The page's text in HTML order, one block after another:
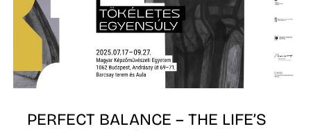
PERFECT BALANCE – THE LIFE’S